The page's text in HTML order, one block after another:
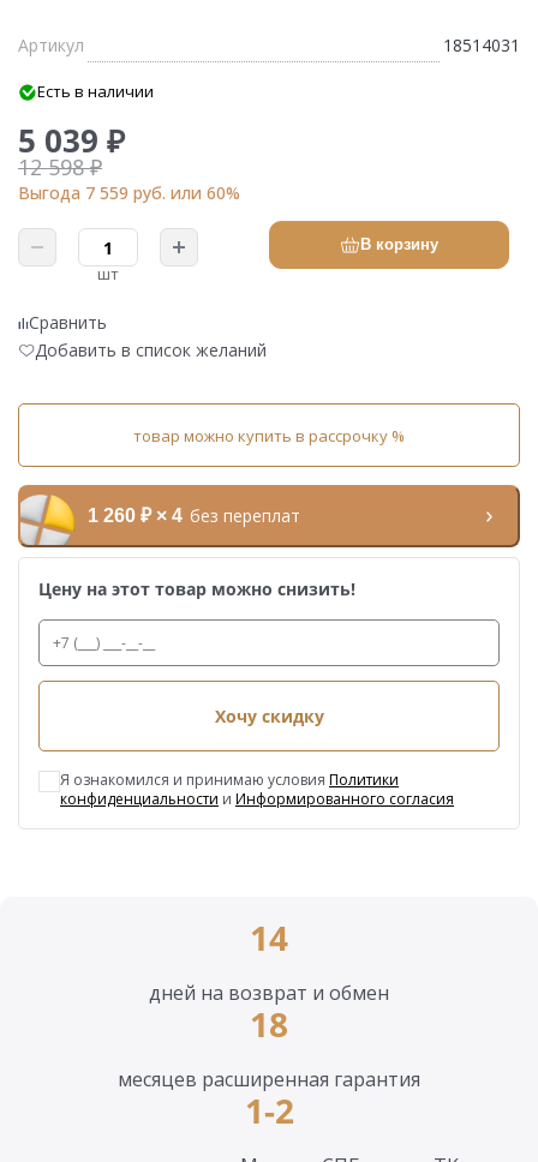
Артикул 18514031
Есть в наличии
5 039 ₽
12 598 ₽
Выгода 7 559 руб. или 60%
шт
В корзину
Сравнить
Добавить в список желаний
товар можно купить в рассрочку %
1 260 ₽ × 4 без переплат
Цену на этот товар можно снизить!
Хочу скидку
Я ознакомился и принимаю условия Политики
конфиденциальности и Информированного согласия
14
дней на возврат и обмен
18
месяцев расширенная гарантия
1-2